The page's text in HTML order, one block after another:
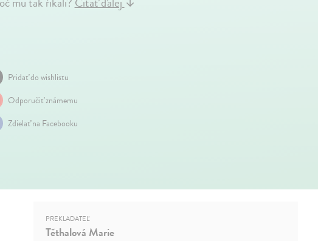
Pridať do wishlistu
Odporučiť známemu
Zdielať na Facebooku
PREKLADATEĽ
Těthalová Marie